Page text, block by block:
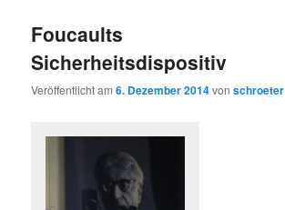
Foucaults
Sicherheitsdispositiv
Veröffentlicht am6. Dezember 2014vonschroeter